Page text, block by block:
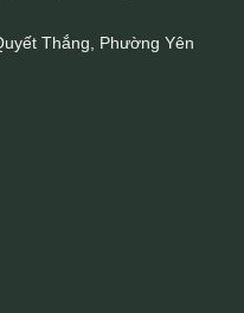
Thắng, Phường Yên